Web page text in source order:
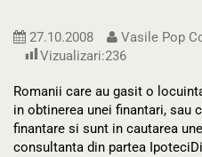
27.10.2008 Vasile Pop
Vizualizari:236
Romanii care au gasit o
in obtinerea unei finantari, sau
finantare si sunt in cautarea
consultanta din partea